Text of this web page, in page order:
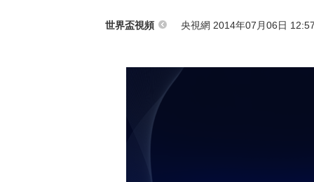
世界盃視頻 央視網 2014年07月06日